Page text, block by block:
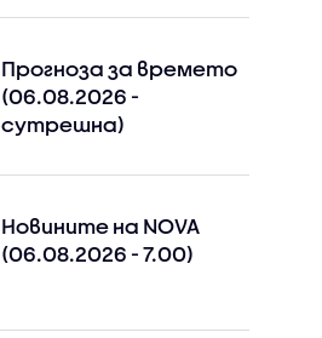
Прогноза за времето
(06.08.2026 -
сутрешна)
Новините на NOVA
(06.08.2026 - 7.00)